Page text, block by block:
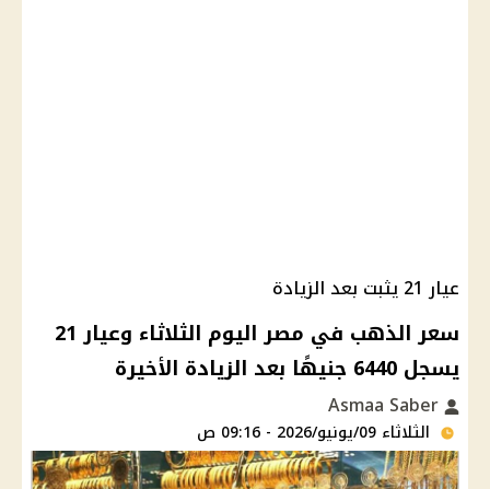
عيار 21 يثبت بعد الزيادة
سعر الذهب في مصر اليوم الثلاثاء وعيار 21
يسجل 6440 جنيهًا بعد الزيادة الأخيرة
الثلاثاء 09/يونيو/2026 - 09:16 ص